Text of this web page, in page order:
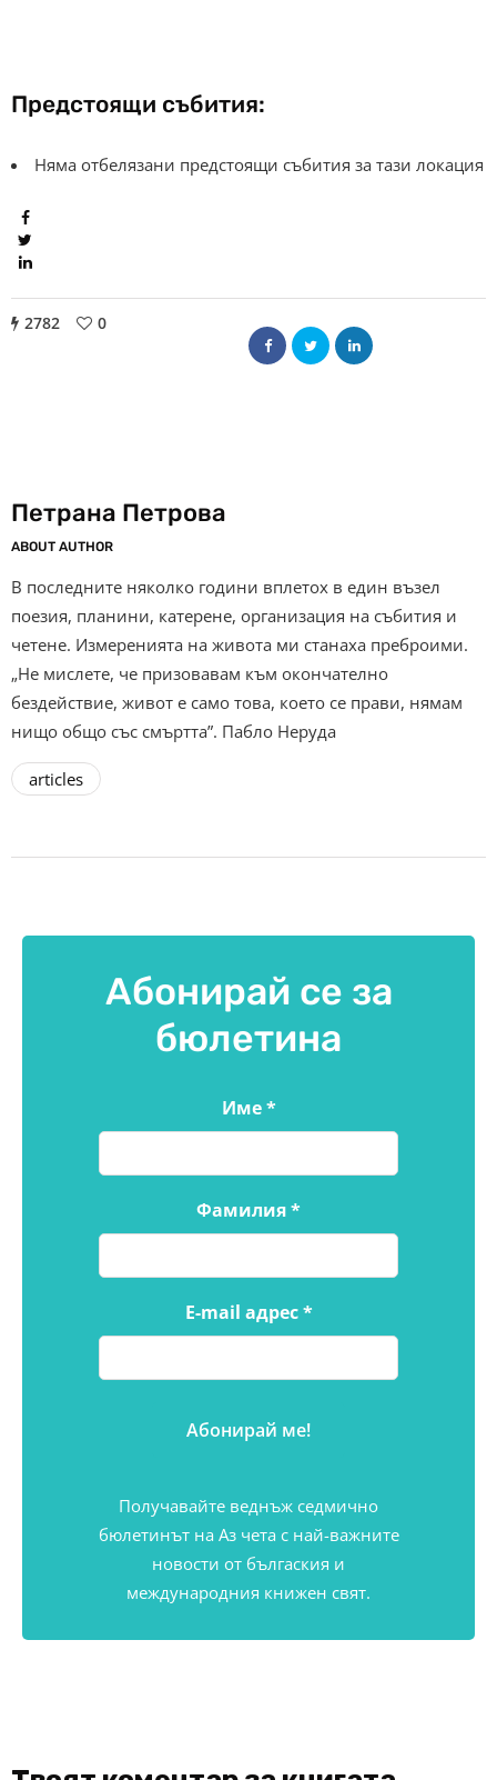
Предстоящи събития:
Няма отбелязани предстоящи събития за тази локация
2782 0
Петрана Петрова
ABOUT AUTHOR
В последните няколко години вплетох в един възел
поезия, планини, катерене, организация на събития и
четене. Измеренията на живота ми станаха преброими.
„Не мислете, че призовавам към окончателно
бездействие, живот е само това, което се прави, нямам
нищо общо със смъртта”. Пабло Неруда
articles
Абонирай се за
бюлетина
Име*
Фамилия*
E-mail адрес*
Получавайте веднъж седмично
бюлетинът на Аз чета с най-важните
новости от бългаския и
международния книжен свят.